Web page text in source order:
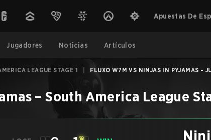
Apuestas De
Jugadores Noticias Artículos
LEAGUE STAGE 1 FLUXO W7M VS NINJAS IN PYJAMAS -
–South America League